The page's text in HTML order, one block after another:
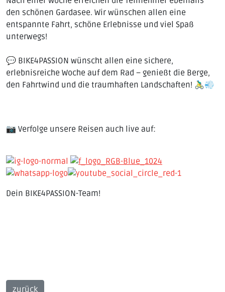
den schönen Gardasee. Wir wünschen allen eine
entspannte Fahrt, schöne Erlebnisse und viel Spaß
unterwegs!
💬 BIKE4PASSION wünscht allen eine sichere,
erlebnisreiche Woche auf dem Rad – genießt die Berge,
den Fahrtwind und die traumhaften Landschaften! 🚴‍♂️💨
📷 Verfolge unsere Reisen auch live auf:
Dein BIKE4PASSION-Team!
zurück